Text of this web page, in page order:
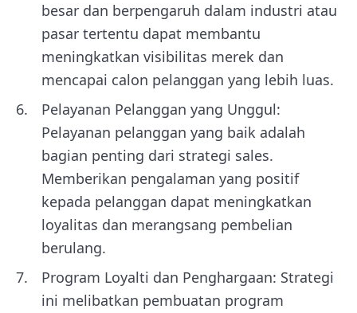
besar dan berpengaruh dalam industri atau
pasar tertentu dapat membantu
meningkatkan visibilitas merek dan
mencapai calon pelanggan yang lebih luas.
Pelayanan Pelanggan yang Unggul:
Pelayanan pelanggan yang baik adalah
bagian penting dari strategi sales.
Memberikan pengalaman yang positif
kepada pelanggan dapat meningkatkan
loyalitas dan merangsang pembelian
berulang.
Program Loyalti dan Penghargaan: Strategi
ini melibatkan pembuatan program